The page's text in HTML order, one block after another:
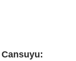
Cansuyu: